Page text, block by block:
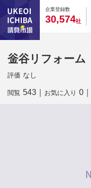
企業登録数
0
3
0
0,
0
5
0
74社
釡谷リフォーム
評価 なし
閲覧 543 お気に入り 0